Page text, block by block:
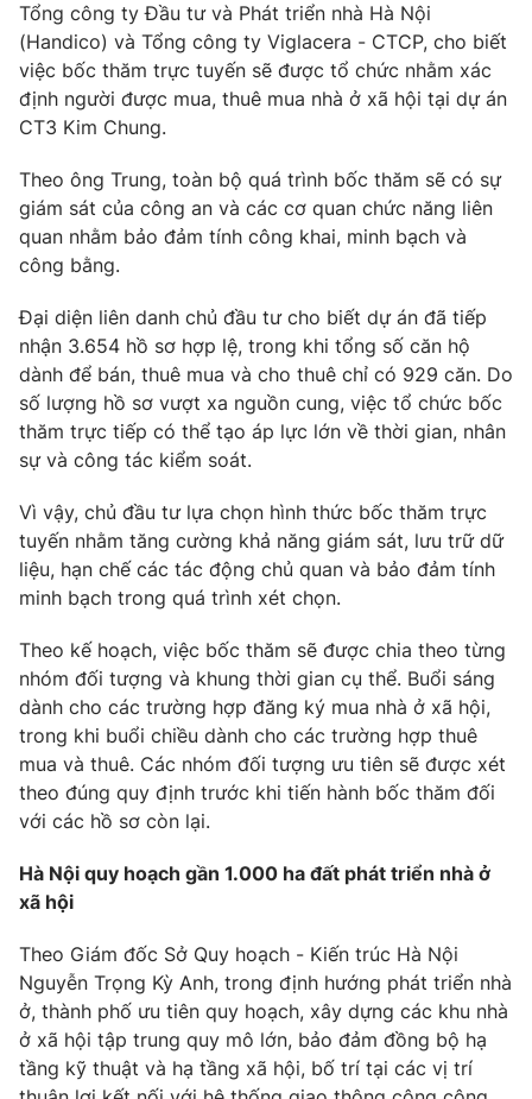
Chuyên mục khác
Emagazine Podcast
Photo
Video Shorts video
VTV Money
VTV Sức khoẻ Bất động sản
Thị trường 24h Tấm lòng Việt
VTV4
VTV9 VTV8
Liên hệ tòa soạn English
THỜI BÁO VTV
Theo dõi báo trên
Cơ quan chủ quản:Đài Truyền hình Việt Nam
Cơ quan báo chí:
Giấy phép hoạt động báo in và báo điện tử số 483/GP-BTTTT
cấp ngày 29/12/2023
Tổng Biên tập: Vũ Thanh Thủy
Phó Tổng Biên tập:Nguyễn Thị Mỹ Hạnh, Phạm Quốc Thắng,
Nguyễn Trọng Ninh
Tổng đài VTV: 024.38 355 931 - 024.38 355 932
Tổng công ty Đầu tư và Phát triển nhà Hà Nội
(Handico) và Tổng công ty Viglacera - CTCP, cho biết
việc bốc thăm trực tuyến sẽ được tổ chức nhằm xác
định người được mua, thuê mua nhà ở xã hội tại dự án
CT3 Kim Chung.
Theo ông Trung, toàn bộ quá trình bốc thăm sẽ có sự
giám sát của công an và các cơ quan chức năng liên
quan nhằm bảo đảm tính công khai, minh bạch và
công bằng.
Đại diện liên danh chủ đầu tư cho biết dự án đã tiếp
nhận 3.654 hồ sơ hợp lệ, trong khi tổng số căn hộ
dành để bán, thuê mua và cho thuê chỉ có 929 căn. Do
số lượng hồ sơ vượt xa nguồn cung, việc tổ chức bốc
thăm trực tiếp có thể tạo áp lực lớn về thời gian, nhân
sự và công tác kiểm soát.
Vì vậy, chủ đầu tư lựa chọn hình thức bốc thăm trực
tuyến nhằm tăng cường khả năng giám sát, lưu trữ dữ
liệu, hạn chế các tác động chủ quan và bảo đảm tính
minh bạch trong quá trình xét chọn.
Theo kế hoạch, việc bốc thăm sẽ được chia theo từng
nhóm đối tượng và khung thời gian cụ thể. Buổi sáng
dành cho các trường hợp đăng ký mua nhà ở xã hội,
trong khi buổi chiều dành cho các trường hợp thuê
mua và thuê. Các nhóm đối tượng ưu tiên sẽ được xét
theo đúng quy định trước khi tiến hành bốc thăm đối
với các hồ sơ còn lại.
Hà Nội quy hoạch gần 1.000 ha đất phát triển nhà ở
xã hội
Theo Giám đốc Sở Quy hoạch - Kiến trúc Hà Nội
Nguyễn Trọng Kỳ Anh, trong định hướng phát triển nhà
ở, thành phố ưu tiên quy hoạch, xây dựng các khu nhà
ở xã hội tập trung quy mô lớn, bảo đảm đồng bộ hạ
tầng kỹ thuật và hạ tầng xã hội, bố trí tại các vị trí